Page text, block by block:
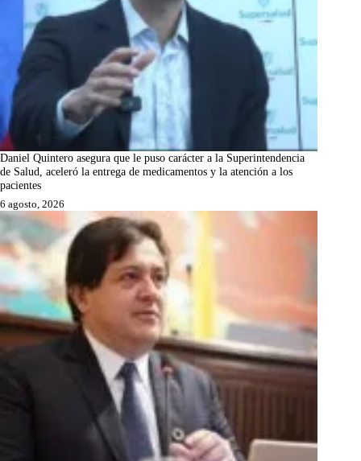
Daniel Quintero asegura que le puso carácter a la Superintendencia
de Salud, aceleró la entrega de medicamentos y la atención a los
pacientes
6 agosto, 2026